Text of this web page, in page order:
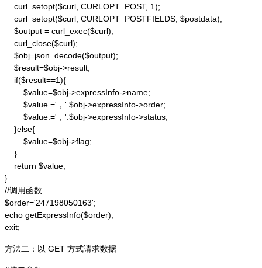
    curl_setopt($curl, CURLOPT_POST, 1);
    curl_setopt($curl, CURLOPT_POSTFIELDS, $postdata);
    $output = curl_exec($curl);
    curl_close($curl);
    $obj=json_decode($output);
    $result=$obj->result;
    if($result==1){
        $value=$obj->expressInfo->name;
        $value.='，'.$obj->expressInfo->order;
        $value.='，'.$obj->expressInfo->status;
    }else{
        $value=$obj->flag;
    }
    return $value;
}
//调用函数
$order='247198050163';
echo getExpressInfo($order);
exit;
方法二：以 GET 方式请求数据